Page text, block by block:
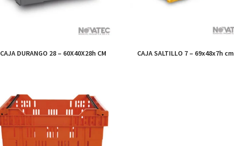
CAJA DURANGO 28 – 60X40X28h CM
CAJA SALTILLO 7 – 69x48x7h cm